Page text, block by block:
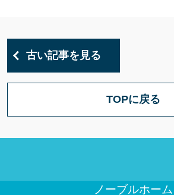
古い記事を見る
TOPに戻る
ノーブルホーム